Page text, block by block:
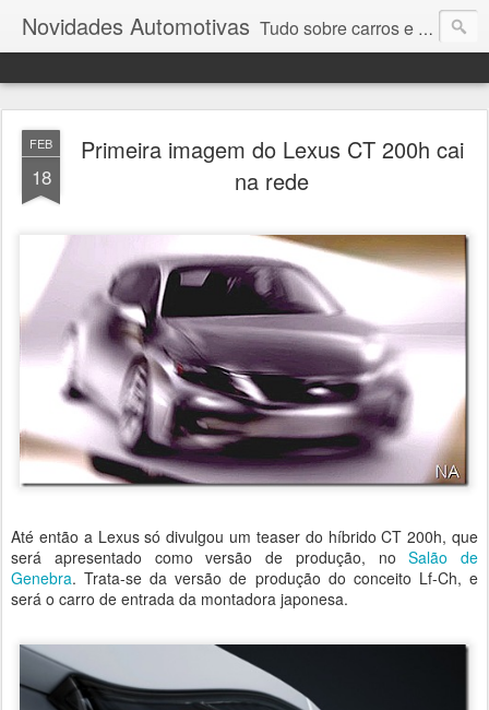
Novidades Automotivas Tudo sobre carros e motores
FEB
18
Primeira imagem do Lexus CT 200h cai
na rede
Até então a Lexus só divulgou um teaser do híbrido CT 200h, que
será apresentado como versão de produção, noSalão de
Genebra. Trata-se da versão de produção do conceito Lf-Ch, e
será o carro de entrada da montadora japonesa.